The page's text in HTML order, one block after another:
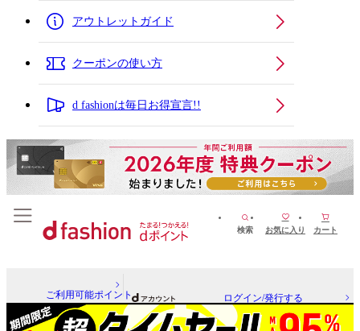
アウトレットガイド
クーポンの使い方
d fashionは毎日お得宣言!!
検索 お気に入り カート
ご利用可能ポイント ログイン/発行する